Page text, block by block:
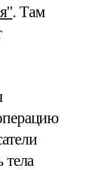
. Там
тела